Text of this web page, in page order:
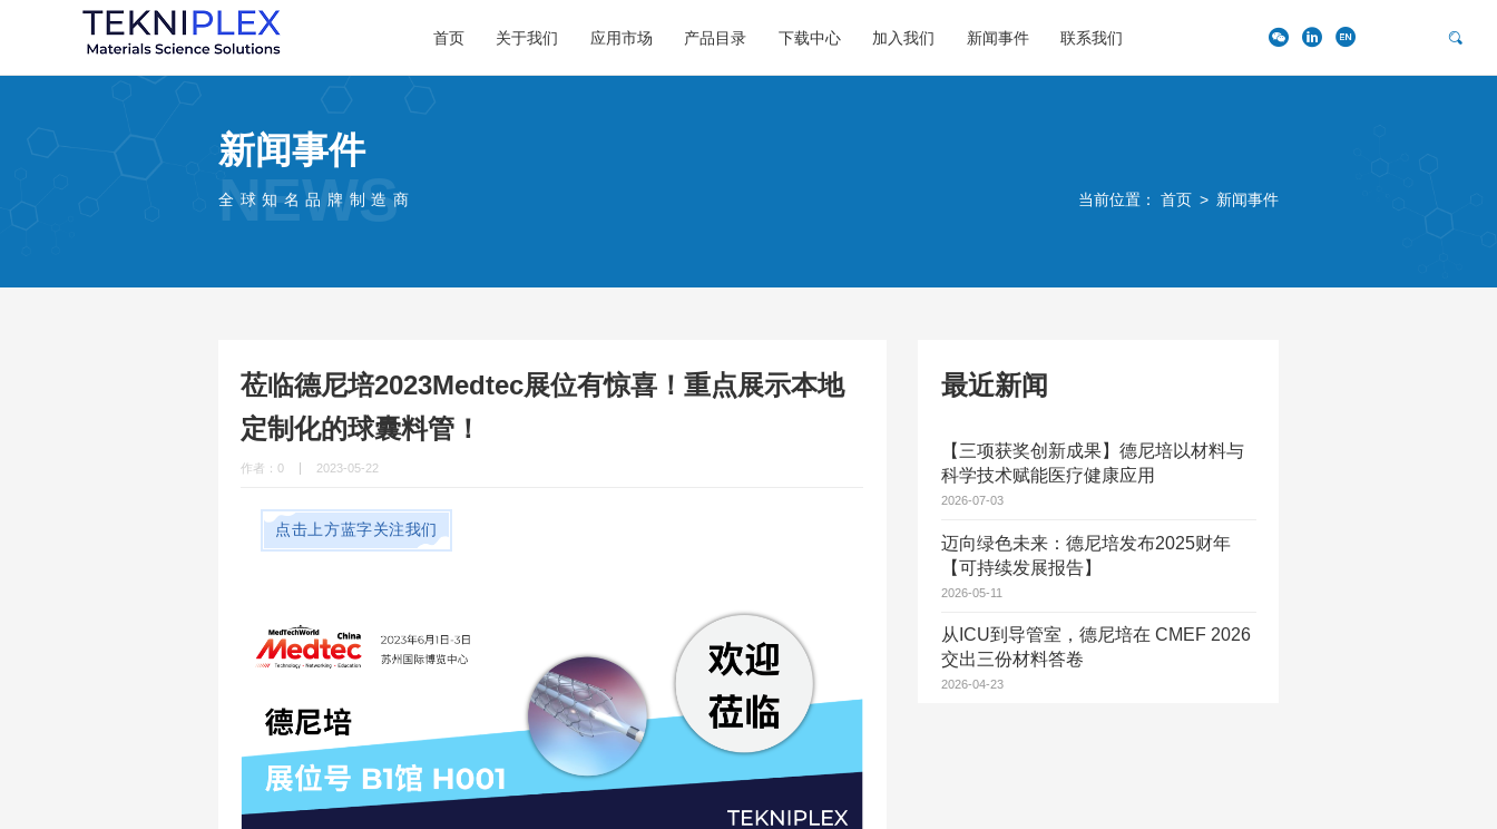
首页 关于我们 应用市场 产品目录 下载中心 加入我们 新闻事件 联系我们
新闻事件
全球知名品牌制造商
NEWS 当前位置：首页 > 新闻事件
莅临德尼培2023Medtec展位有惊喜！重点展示本地
定制化的球囊料管！
作者：0 2023-05-22
点击上方蓝字关注我们
最近新闻
【三项获奖创新成果】德尼培以材料与
科学技术赋能医疗健康应用
2026-07-03
迈向绿色未来：德尼培发布2025财年
【可持续发展报告】
2026-05-11
从ICU到导管室，德尼培在 CMEF 2026
交出三份材料答卷
2026-04-23